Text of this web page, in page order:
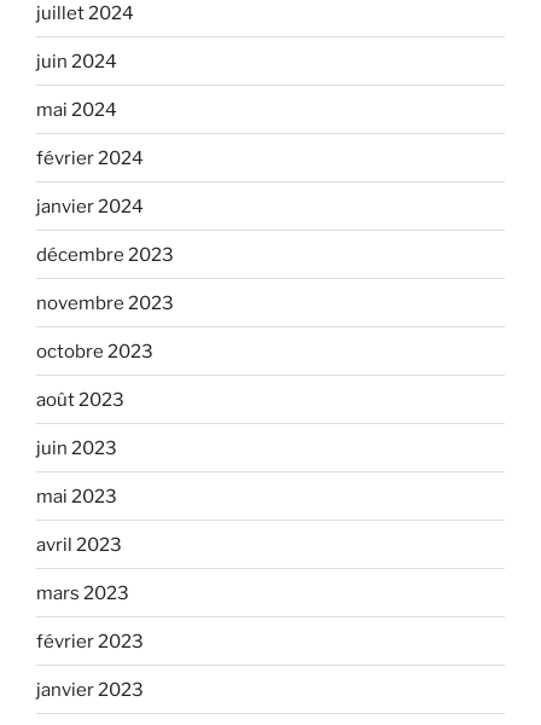
juillet 2024
juin 2024
mai 2024
février 2024
janvier 2024
décembre 2023
novembre 2023
octobre 2023
août 2023
juin 2023
mai 2023
avril 2023
mars 2023
février 2023
janvier 2023